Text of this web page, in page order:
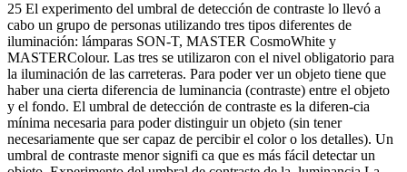
25 El experimento del umbral de detección de contraste lo llevó a
cabo un grupo de personas utilizando tres tipos diferentes de
iluminación: lámparas SON-T, MASTER CosmoWhite y
MASTERColour. Las tres se utilizaron con el nivel obligatorio para
la iluminación de las carreteras. Para poder ver un objeto tiene que
haber una cierta diferencia de luminancia (contraste) entre el objeto
y el fondo. El umbral de detección de contraste es la diferen-cia
mínima necesaria para poder distinguir un objeto (sin tener
necesariamente que ser capaz de percibir el color o los detalles). Un
umbral de contraste menor signifi ca que es más fácil detectar un